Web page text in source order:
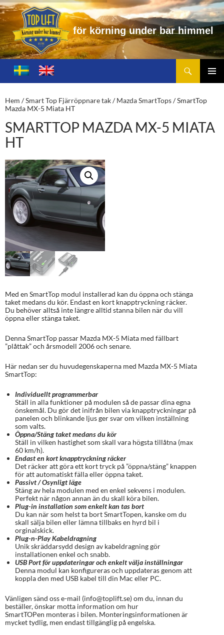
ör körning under bar himme
Toplift.se – för körning under bar himmel
HOPPA
TILL
Hem /Smart Top Fjärröppnare tak/Mazda SmartTops/ SmartTop
Mazda MX-5 Miata HT
SMARTTOP MAZDA MX-5 MIATA
HT
Med en SmartTop modul installerad kan du öppna och stänga
taket medans du kör. Endast en kort knapptryckning räcker.
Du behöver alltså inte längre alltid stanna bilen när du vill
öppna eller stänga taket.
Denna SmartTop passar Mazda MX-5 Miata med fällbart
”plåttak” och årsmodell 2006 och senare.
Här nedan ser du huvudegenskaperna med Mazda MX-5 Miata
SmartTop:
Individuellt programmerbar
Ställ in alla funktioner på modulen så de passar dina egna
önskemål. Du gör det inifrån bilen via knapptryckningar på
panelen och blinkande ljus ger svar om vilken inställning
som valts.
Öppna/Stäng taket medans du kör
Ställ in vilken hastighet som skall vara högsta tillåtna (max
60 km/h).
Endast en kort knapptryckning räcker
Det räcker att göra ett kort tryck på ”öppna/stäng” knappen
för att automatiskt fälla eller öppna taket.
Passivt / Osynligt läge
Stäng av hela modulen med en enkel sekvens i modulen.
Perfekt när någon annan än du skall köra bilen.
Plug-in installation som enkelt kan tas bort
Du kan när som helst ta bort SmartTopen, kanske om du
skall sälja bilen eller lämna tillbaks en hyrd bil i
orginalskick.
Plug-n-Play Kabeldragning
Unik skräddarsydd design av kabeldragning gör
installationen enkel och snabb.
USB Port för uppdateringar och enkelt välja inställningar
Denna modul kan konfigureras och uppdateras genom att
koppla den med USB kabel till din Mac eller PC.
Vänligen sänd oss e-mail (info@toplift.se) om du, innan du
beställer, önskar motta information om hur
SmartTOPen monteras i bilen. Monteringsinformationen är
mycket tydlig, men endast tillgänglig på engelska.